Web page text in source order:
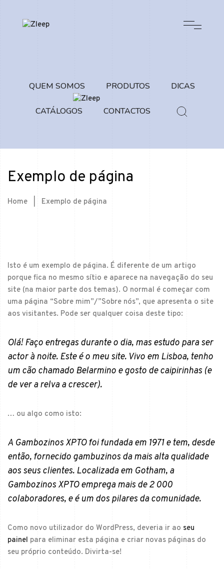
QUEM SOMOS PRODUTOS DICAS
CATÁLOGOS CONTACTOS
Exemplo de página
Home Exemplo de página
Isto é um exemplo de página. É diferente de um artigo
porque fica no mesmo sítio e aparece na navegação do seu
site (na maior parte dos temas). O normal é começar com
uma página “Sobre mim”/”Sobre nós”, que apresenta o site
aos visitantes. Pode ser qualquer coisa deste tipo:
Olá! Faço entregas durante o dia, mas estudo para ser
actor à noite. Este é o meu site. Vivo em Lisboa, tenho
um cão chamado Belarmino e gosto de caipirinhas (e
de ver a relva a crescer).
… ou algo como isto:
A Gambozinos XPTO foi fundada em 1971 e tem, desde
então, fornecido gambuzinos da mais alta qualidade
aos seus clientes. Localizada em Gotham, a
Gambozinos XPTO emprega mais de 2 000
colaboradores, e é um dos pilares da comunidade.
Como novo utilizador do WordPress, deveria ir ao seu
painel para eliminar esta página e criar novas páginas do
seu próprio conteúdo. Divirta-se!